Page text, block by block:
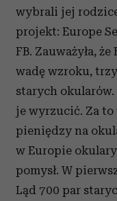
wybrali jej
projekt: Europe
FB. Zauważyła,
wadę wzroku,
starych
je wyrzucić. Za
pieniędzy na
w Europie
pomysł. W
Ląd 700 par